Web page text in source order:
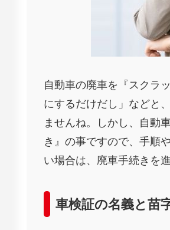
自動車の廃車を『スクラ
にするだけだし」などと
ませんね。しかし、自動
き』の事ですので、手順
い場合は、廃車手続きを
車検証の名義と苗